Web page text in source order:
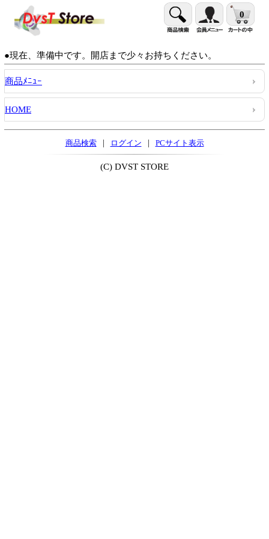
0
●現在、準備中です。開店まで少々お持ちください。
商品ﾒﾆｭｰ
HOME
商品検索 | ログイン | PCサイト表示
(C) DVST STORE